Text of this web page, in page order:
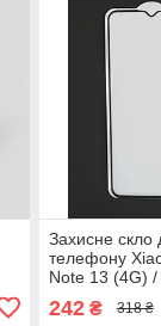
Захисне скло
телефону
Note 13 (4G)
13Pro (4G)
Black
242₴ 318 ₴